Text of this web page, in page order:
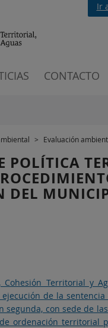
Ir
CONTACTO
> Evaluación
POLÍTICA
DEL
Cohesión Territorial y
de la
segunda, con sede de
ordenación